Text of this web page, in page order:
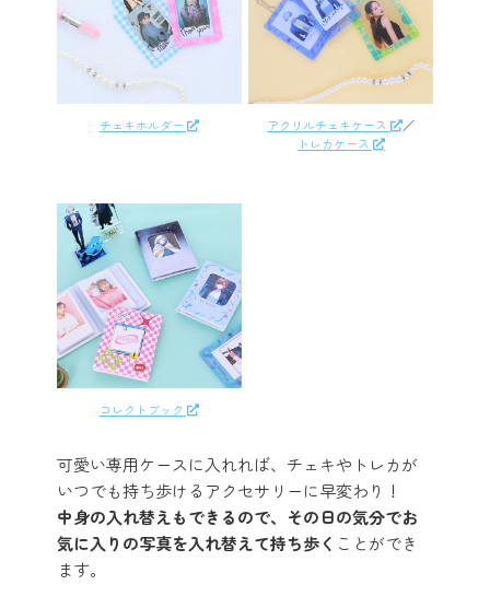
チェキホルダー アクリルチェキケース
／
トレカケース
コレクトブック
可愛い専用ケースに入れれば、チェキやトレカが
いつでも持ち歩けるアクセサリーに早変わり！
中身の入れ替えもできるので、その日の気分でお
気に入りの写真を入れ替えて持ち歩く ことができ
ます。